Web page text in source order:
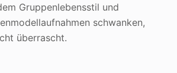
Gruppenlebensstil und
schwanken,
überrascht.